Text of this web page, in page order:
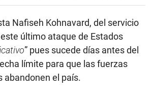
Nafiseh Kohnavard, del servicio
último ataque de Estados
” pues sucede días antes del
límite para que las fuerzas
abandonen el país.